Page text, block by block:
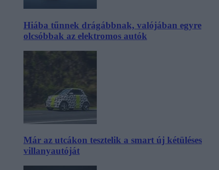
Hiába tűnnek drágábbnak, valójában egyre
olcsóbbak az elektromos autók
Már az utcákon tesztelik a smart új kétüléses
villanyautóját